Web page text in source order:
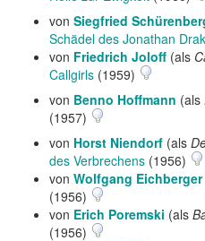
von Siegfried
Schädel des Jonathan
von Friedrich Joloff (als
Callgirls (1959)
von Benno Hoffmann (als
(1957)
von Horst Niendorf (als
des Verbrechens (1956)
von Wolfgang Eichberger
(1956)
von Erich Poremski (als
(1956)